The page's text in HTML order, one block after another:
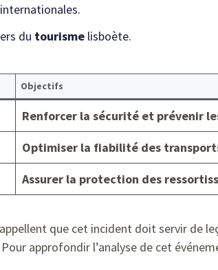
du tourisme lisboète.
Objectifs
Renforcer la sécurité et prévenir
Optimiser la fiabilité des
Assurer la protection des
que cet incident doit servir de
approfondir l’analyse de cet